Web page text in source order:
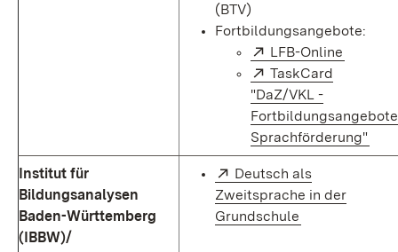
(BTV)
Fortbildungsangebote:
Extern:
LFB-Online
Extern:
TaskCard
"DaZ/VKL -
Fortbildungsangebote
Sprachförderung"
Institut für
Bildungsanalysen
Baden-Württemberg
(IBBW)/
Extern:
Deutsch als
Zweitsprache in der
Grundschule